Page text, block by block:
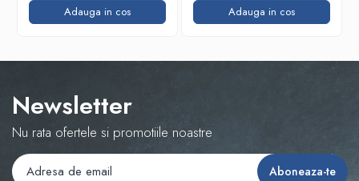
Adauga in cos Adauga in cos
Newsletter
Nu rata ofertele si promotiile noastre